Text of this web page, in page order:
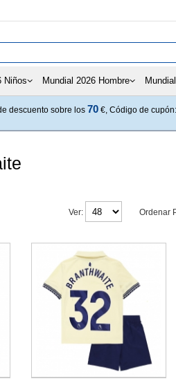
Niños Mundial 2026 Hombre
descuento sobre los 70 €, Código de cupón:
Ordenar
Ver: